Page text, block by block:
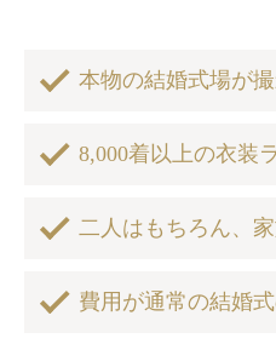
本物の結婚式場が
8,000着以上の衣装
二人はもちろん、
費用が通常の結婚